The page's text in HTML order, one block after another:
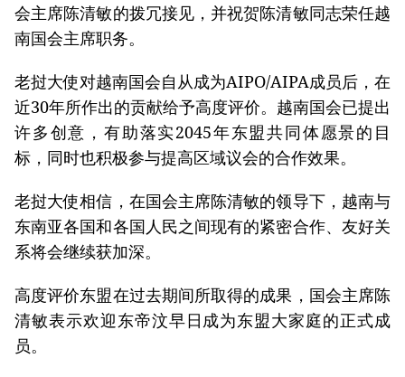
会主席陈清敏的拨冗接见，并祝贺陈清敏同志荣任越
南国会主席职务。
老挝大使对越南国会自从成为AIPO/AIPA成员后，在
近30年所作出的贡献给予高度评价。越南国会已提出
许多创意，有助落实2045年东盟共同体愿景的目
标，同时也积极参与提高区域议会的合作效果。
老挝大使相信，在国会主席陈清敏的领导下，越南与
东南亚各国和各国人民之间现有的紧密合作、友好关
系将会继续获加深。
高度评价东盟在过去期间所取得的成果，国会主席陈
清敏表示欢迎东帝汶早日成为东盟大家庭的正式成
员。